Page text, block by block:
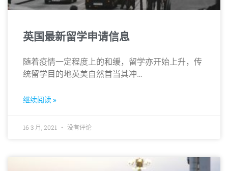
英国最新留学申请信息
随着疫情一定程度上的和缓，留学亦开始上升，传
统留学目的地英美自然首当其冲…
继续阅读 »
16 3 月, 2021 没有评论